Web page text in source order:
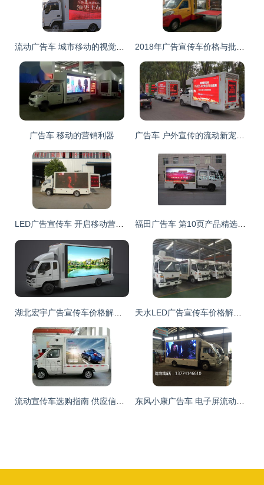
流动广告车 城市移动的视觉传播站 2018年广告宣传车价格与批发指南 选车不迷茫，就上汽车网
广告车 移动的营销利器 广告车 户外宣传的流动新宠，广告车厂家引领行业变革
LED广告宣传车 开启移动营销新纪元的产品与选择指南 福田广告车 第10页产品精选与价格分析
湖北宏宇广告宣传车价格解析与选购指南 天水LED广告宣传车价格解析与购买指南
流动宣传车选购指南 供应信息、批发渠道与价格解析 东风小康广告车 电子屏流动广告解决方案与市场报价解析